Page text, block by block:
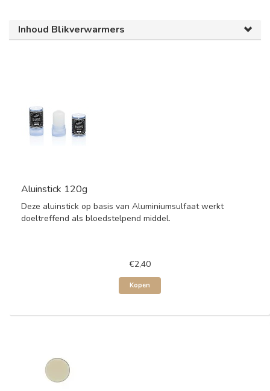
Inhoud Blikverwarmers
Aluinstick 120g
Deze aluinstick op basis van Aluminiumsulfaat werkt
doeltreffend als bloedstelpend middel.
€2,40
Kopen